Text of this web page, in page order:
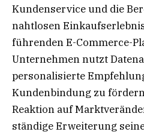
Kundenservice und die
nahtlosen
führenden E-Commerce-
Unternehmen nutzt
personalisierte
Kundenbindung zu
Reaktion auf
ständige Erweiterung